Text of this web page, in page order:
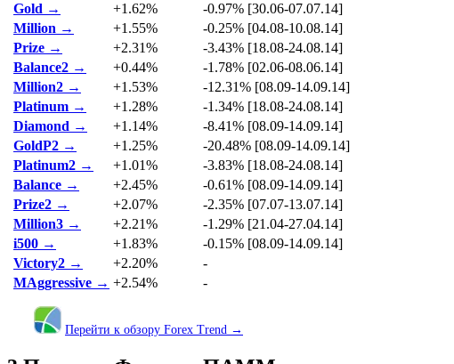
Gold →
+1.62%
-0.97% [30.06-07.07.14]
Million →
+1.55%
-0.25% [04.08-10.08.14]
Prize →
+2.31%
-3.43% [18.08-24.08.14]
Balance2 →
+0.44%
-1.78% [02.06-08.06.14]
Million2 →
+1.53%
-12.31% [08.09-14.09.14]
Platinum →
+1.28%
-1.34% [18.08-24.08.14]
Diamond →
+1.14%
-8.41% [08.09-14.09.14]
GoldP2 →
+1.25%
-20.48% [08.09-14.09.14]
Platinum2 →
+1.01%
-3.83% [18.08-24.08.14]
Balance →
+2.45%
-0.61% [08.09-14.09.14]
Prize2 →
+2.07%
-2.35% [07.07-13.07.14]
Million3 →
+2.21%
-1.29% [21.04-27.04.14]
i500 →
+1.83%
-0.15% [08.09-14.09.14]
Victory2 →
+2.20%
-
MAggressive → +2.54% -
Перейти к обзору Forex Trend →